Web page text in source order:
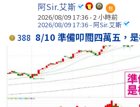
阿Sir.艾斯 包
2026/08/09 17:36 -2 小時前
2026/08/09 17:36 - 阿Sir.艾斯
388 8/10 準備叩關四萬五，是